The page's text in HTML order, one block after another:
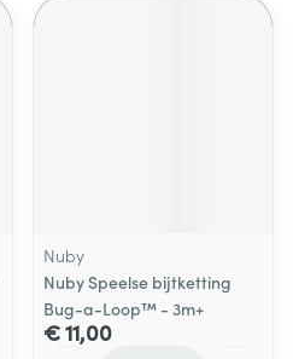
Nuby
Nuby Speelse bijtketting
Bug-a-Loop™ - 3m+
€ 11,00